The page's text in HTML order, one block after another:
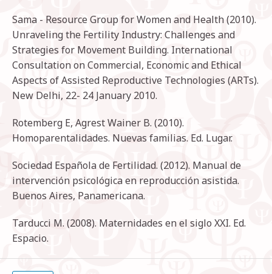
Sama - Resource Group for Women and Health (2010).
Unraveling the Fertility Industry: Challenges and
Strategies for Movement Building. International
Consultation on Commercial, Economic and Ethical
Aspects of Assisted Reproductive Technologies (ARTs).
New Delhi, 22- 24 January 2010.
Rotemberg E, Agrest Wainer B. (2010).
Homoparentalidades. Nuevas familias. Ed. Lugar.
Sociedad Española de Fertilidad. (2012). Manual de
intervención psicológica en reproducción asistida.
Buenos Aires, Panamericana.
Tarducci M. (2008). Maternidades en el siglo XXI. Ed.
Espacio.